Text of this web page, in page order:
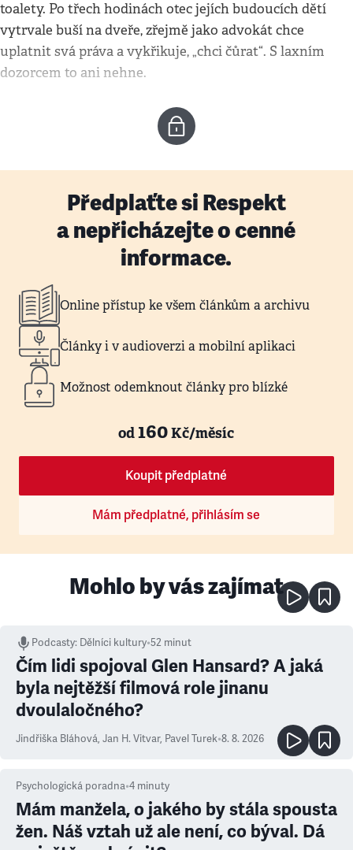
toalety. Po třech hodinách otec jejích budoucích dětí
vytrvale buší na dveře, zřejmě jako advokát chce
uplatnit svá práva a vykřikuje, „chci čůrat“. S laxním
dozorcem to ani nehne.
Předplaťte si Respekt
a nepřicházejte o cenné
informace.
Online přístup ke všem článkům a archivu
Články i v audioverzi a mobilní aplikaci
Možnost odemknout články pro blízké
od160Kč/měsíc
Koupit předplatné
Mám předplatné, přihlásím se
Mohlo by vás zajímat
Podcasty: Dělníci kultury•52 minut
Čím lidi spojoval Glen Hansard? A jaká
byla nejtěžší filmová role jinanu
dvoulaločného?
Jindřiška Bláhová, Jan H. Vitvar, Pavel Turek•8. 8. 2026
Psychologická poradna•4 minuty
Mám manžela, o jakého by stála spousta
žen. Náš vztah už ale není, co býval. Dá